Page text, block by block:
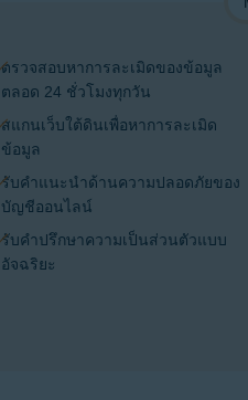
ตรวจสอบหาการละเมิดของข้อมูล
ตลอด 24 ชั่วโมงทุกวัน
สแกนเว็บใต้ดินเพื่อหาการละเมิด
ข้อมูล
รับคำแนะนำด้านความปลอดภัยของ
บัญชีออนไลน์
รับคำปรึกษาความเป็นส่วนตัวแบบ
อัจฉริยะ